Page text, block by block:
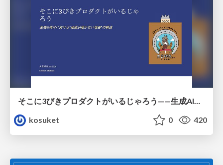
そこに3びきプロダクトがいるじゃろう——生成AI時代における“価値が届かない理由”の構造
kosuket
0 420